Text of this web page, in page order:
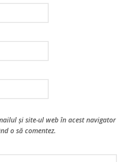
și site-ul web în acest navigator
o să comentez.